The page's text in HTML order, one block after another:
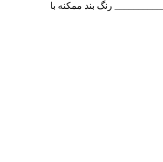
رنگ بند ممکنه با